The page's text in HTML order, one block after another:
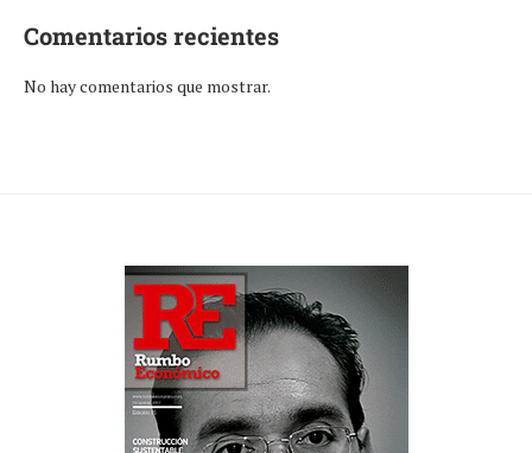
Comentarios recientes
No hay comentarios que mostrar.